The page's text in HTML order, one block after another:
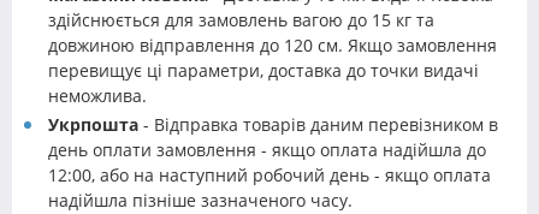
здійснюється для замовлень вагою до 15 кг та
довжиною відправлення до 120 см. Якщо замовлення
перевищує ці параметри, доставка до точки видачі
неможлива.
Укрпошта - Відправка товарів даним перевізником в
день оплати замовлення - якщо оплата надійшла до
12:00, або на наступний робочий день - якщо оплата
надійшла пізніше зазначеного часу.